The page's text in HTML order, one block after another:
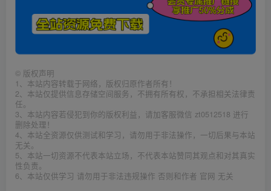
© 版权声明
1、本站内容转载于网络，版权归原作者所有！
2、本站仅提供信息存储空间服务，不拥有所有权，不承担相关法律责
任。
3、本站内容若侵犯到你的版权利益，请加客服微信 zt0512518 进行
删除处理！
4、本站全资源仅供测试和学习，请勿用于非法操作，一切后果与本站
无关。
5、本站一切资源不代表本站立场，不代表本站赞同其观点和对其真实
性负责。
6、本站仅供学习 请勿用于非法违规操作 否则和作者 官网 无关